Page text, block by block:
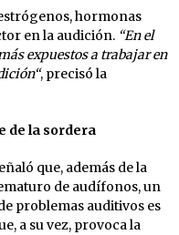
hormonas
en la audición. “En el
expuestos a trabajar en
, precisó la
de la sordera
que, además de la
de audífonos, un
problemas auditivos es
a su vez, provoca la